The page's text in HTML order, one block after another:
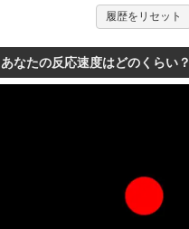
履歴をリセット
あなたの反応速度はどのくらい？